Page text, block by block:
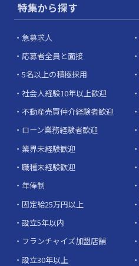
特集から探す
急募求人
応募者全員と面接
5名以上の積極採用
社会人経験10年以上歓迎
不動産売買仲介経験者歓迎
ローン業務経験者歓迎
業界未経験歓迎
職種未経験歓迎
年俸制
固定給25万円以上
設立5年以内
フランチャイズ加盟店舗
設立30年以上